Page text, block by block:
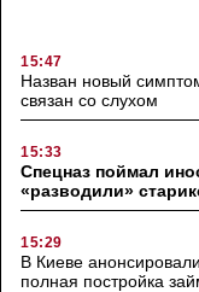
15:47
Назван новый
связан со слухом
15:33
Спецназ поймал
«разводили»
15:29
В Киеве
полная постройка